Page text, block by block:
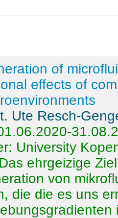
of
effects of
Ute Resch-
University
Das ehrgeizige
von
die die es uns